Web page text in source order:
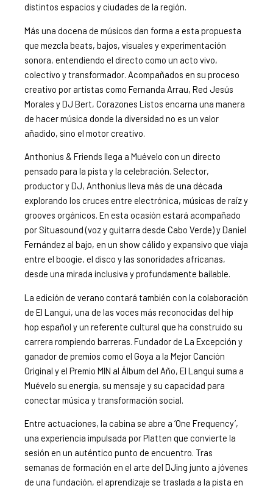
distintos espacios y ciudades de la región.
Más una docena de músicos dan forma a esta propuesta
que mezcla beats, bajos, visuales y experimentación
sonora, entendiendo el directo como un acto vivo,
colectivo y transformador. Acompañados en su proceso
creativo por artistas como Fernanda Arrau, Red Jesús
Morales y DJ Bert, Corazones Listos encarna una manera
de hacer música donde la diversidad no es un valor
añadido, sino el motor creativo.
Anthonius & Friends llega a Muévelo con un directo
pensado para la pista y la celebración. Selector,
productor y DJ, Anthonius lleva más de una década
explorando los cruces entre electrónica, músicas de raíz y
grooves orgánicos. En esta ocasión estará acompañado
por Situasound (voz y guitarra desde Cabo Verde) y Daniel
Fernández al bajo, en un show cálido y expansivo que viaja
entre el boogie, el disco y las sonoridades africanas,
desde una mirada inclusiva y profundamente bailable.
La edición de verano contará también con la colaboración
de El Langui, una de las voces más reconocidas del hip
hop español y un referente cultural que ha construido su
carrera rompiendo barreras. Fundador de La Excepción y
ganador de premios como el Goya a la Mejor Canción
Original y el Premio MIN al Álbum del Año, El Langui suma a
Muévelo su energía, su mensaje y su capacidad para
conectar música y transformación social.
Entre actuaciones, la cabina se abre a ‘One Frequency’,
una experiencia impulsada por Platten que convierte la
sesión en un auténtico punto de encuentro. Tras
semanas de formación en el arte del DJing junto a jóvenes
de una fundación, el aprendizaje se traslada a la pista en